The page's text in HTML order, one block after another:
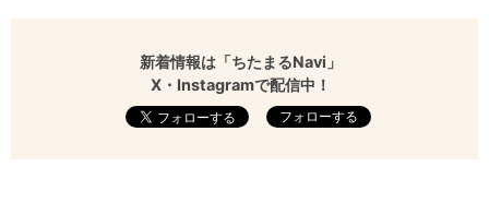
新着情報は「ちたまるNavi」
X・Instagramで配信中！
フォローする